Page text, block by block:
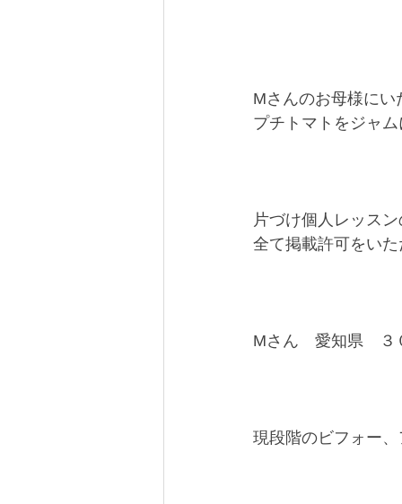
Mさんのお母様に
プチトマトをジャ
片づけ個人レッス
全て掲載許可をい
Mさん　愛知県　
現段階のビフォー